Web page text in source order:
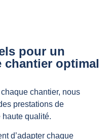
pour un
chantier optimal
chantier, nous
prestations de
haute qualité.
d’adapter chaque